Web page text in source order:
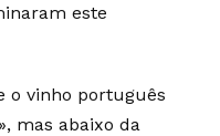
este
o vinho português
mas abaixo da